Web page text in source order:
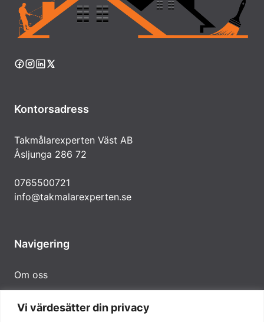
Vi värdesätter din privacy
Kontorsadress
Takmålarexperten Väst AB
Åsljunga 286 72
0765500721
info@takmalarexperten.se
Navigering
Om oss